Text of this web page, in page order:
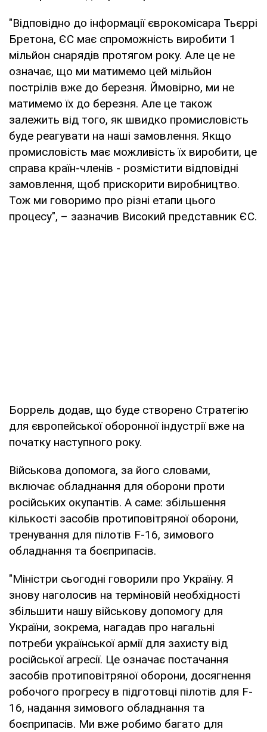
"Відповідно до інформації єврокомісара Тьєррі
Бретона, ЄС має спроможність виробити 1
мільйон снарядів протягом року. Але це не
означає, що ми матимемо цей мільйон
пострілів вже до березня. Ймовірно, ми не
матимемо їх до березня. Але це також
залежить від того, як швидко промисловість
буде реагувати на наші замовлення. Якщо
промисловість має можливість їх виробити, це
справа країн-членів - розмістити відповідні
замовлення, щоб прискорити виробництво.
Тож ми говоримо про різні етапи цього
процесу", – зазначив Високий представник ЄС.
Боррель додав, що буде створено Стратегію
для європейської оборонної індустрії вже на
початку наступного року.
Військова допомога, за його словами,
включає обладнання для оборони проти
російських окупантів. А саме: збільшення
кількості засобів протиповітряної оборони,
тренування для пілотів F-16, зимового
обладнання та боєприпасів.
"Міністри сьогодні говорили про Україну. Я
знову наголосив на терміновій необхідності
збільшити нашу військову допомогу для
України, зокрема, нагадав про нагальні
потреби української армії для захисту від
російської агресії. Це означає постачання
засобів протиповітряної оборони, досягнення
робочого прогресу в підготовці пілотів для F-
16, надання зимового обладнання та
боєприпасів. Ми вже робимо багато для